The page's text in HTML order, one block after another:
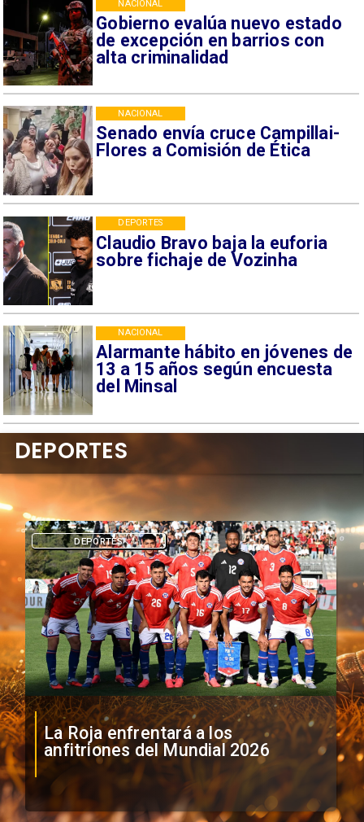
Gobierno evalúa nuevo estado
de excepción en barrios con
alta criminalidad
NACIONAL
Senado envía cruce Campillai-
Flores a Comisión de Ética
NACIONAL
Claudio Bravo baja la euforia
sobre fichaje de Vozinha
DEPORTES
Alarmante hábito en jóvenes de
13 a 15 años según encuesta
del Minsal
NACIONAL
La Roja enfrentará a los
anfitriones del Mundial 2026
DEPORTES
DEPORTES